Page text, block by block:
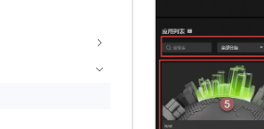
千问AI平台-Token Plan
1亿+ 大模型 tokens 和
140+云产品 免费试用
产品新客免费试用，最长
大模型ACA认证体验
AI空中课堂在线直播课
生态解决方案
入门学习赛